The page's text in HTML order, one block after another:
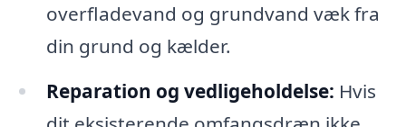
overfladevand og grundvand væk fra
din grund og kælder.
Reparation og vedligeholdelse: Hvis